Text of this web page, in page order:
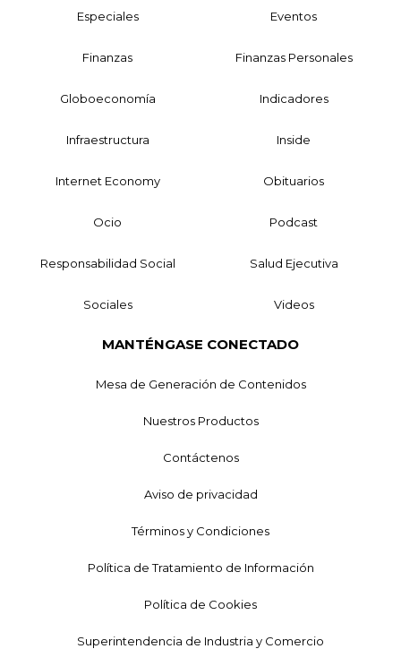
Especiales Eventos
Finanzas Finanzas Personales
Globoeconomía Indicadores
Infraestructura Inside
Internet Economy Obituarios
Ocio Podcast
Responsabilidad Social Salud Ejecutiva
Sociales Videos
MANTÉNGASE CONECTADO
Mesa de Generación de Contenidos
Nuestros Productos
Contáctenos
Aviso de privacidad
Términos y Condiciones
Política de Tratamiento de Información
Política de Cookies
Superintendencia de Industria y Comercio